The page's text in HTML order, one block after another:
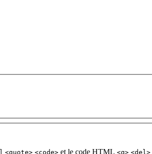
<quote> <code> et le code HTML <q> <del>